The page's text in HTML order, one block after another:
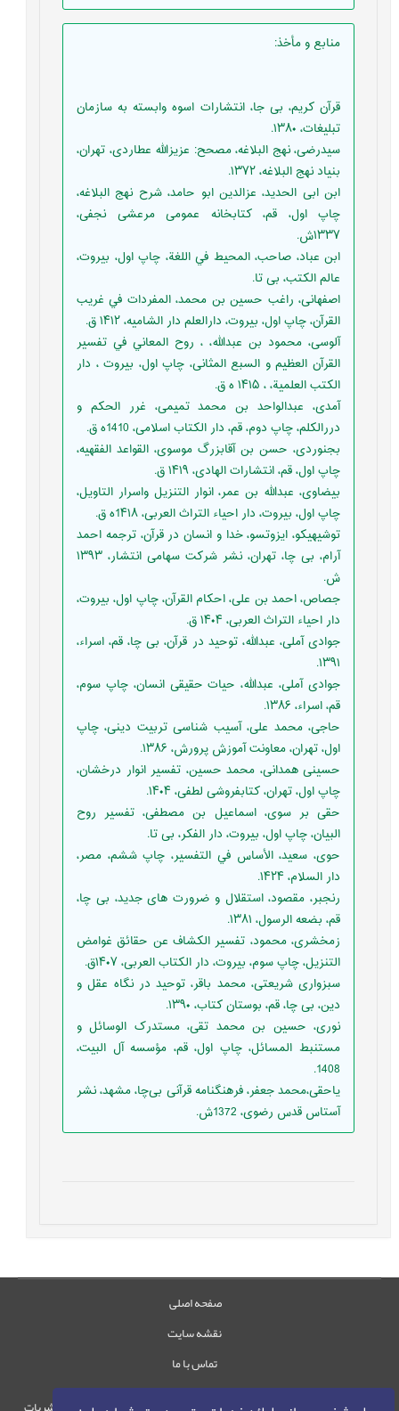
منابع و مأخذ:
قرآن کریم، بی جا، انتشارات اسوه وابسته به سازمان
تبلیغات، ۱۳۸۰.
سیدرضی، نهج البلاغه، مصحح: عزیزالله عطاردی، تهران،
بنیاد نهج البلاغه، ۱۳۷۲.
ابن ابی الحدید، عزالدين ابو حامد، شرح نهج البلاغه،
چاپ اول، قم، کتابخانه عمومی مرعشی نجفی،
۱۳۳۷ش.
ابن عباد، صاحب، المحيط في اللغة، چاپ اول، بیروت،
عالم الكتب، بی تا.
اصفهانی، راغب حسین بن محمد، المفردات في غريب
القرآن، چاپ اول، بیروت، دارالعلم دار الشامیه، ۱۴۱۲ ق.
آلوسی، محمود بن عبدالله، ، روح المعاني في تفسير
القرآن العظيم و السبع المثانی، چاپ اول، بیروت ، دار
الكتب العلمية، ، ۱۴۱۵ ه ق.
آمدی، عبدالواحد بن محمد تمیمی، غرر الحکم و
دررالکلم، چاپ دوم، قم، دار الكتاب اسلامی، 1410ه ق.
بجنوردی، حسن بن آقابزرگ موسوی، القواعد الفقهيه،
چاپ اول، قم، انتشارات الهادی، ۱۴۱۹ ق.
بیضاوی، عبدالله بن عمر، انوار التنزيل واسرار التاویل،
چاپ اول، بیروت، دار احیاء التراث العربی، 1۴۱۸ه ق.
توشيهيكو، ایزوتسو، خدا و انسان در قرآن، ترجمه احمد
آرام، بی چا، تهران، نشر شرکت سهامی انتشار، ۱۳۹۳
ش.
جصاص، احمد بن علی، احکام القرآن، چاپ اول، بیروت،
دار احیاء التراث العربی، ۱۴۰۴ ق.
جوادی آملی، عبدالله، توحید در قرآن، بی چا، قم، اسراء،
۱۳۹۱.
جوادی آملی، عبدالله، حیات حقیقی انسان، چاپ سوم،
قم، اسراء، ۱۳۸۶.
حاجی، محمد علی، آسیب شناسی تربیت دینی، چاپ
اول، تهران، معاونت آموزش پرورش، ۱۳۸۶.
حسینی همدانی، محمد حسین، تفسیر انوار درخشان،
چاپ اول، تهران، کتابفروشی لطفی، ۱۴۰۴.
حقی بر سوی، اسماعیل بن مصطفی، تفسیر روح
البیان، چاپ اول، بیروت، دار الفكر، بی تا.
حوی، سعید، الأساس في التفسير، چاپ ششم، مصر،
دار السلام، ۱۴۲۴.
رنجبر، مقصود، استقلال و ضرورت های جدید، بی چا،
قم، بضعه الرسول، ۱۳۸۱.
زمخشری، محمود، تفسير الكشاف عن حقائق غوامض
التنزيل، چاپ سوم، بیروت، دار الكتاب العربی، ۱۴۰۷ق.
سبزواری شریعتی، محمد باقر، توحید در نگاه عقل و
دین، بی چا، قم، بوستان کتاب، ۱۳۹۰.
نوری، حسین بن محمد تقی، مستدرک الوسائل و
مستنبط المسائل، چاپ اول، قم، مؤسسه آل البیت،
1408.
یاحقی،‌محمد جعفر، فرهنگنامه قرآنی بی‌چا، مشهد،‌ نشر
آستاس قدس رضوی، 1372ش.
صفحه اصلی
نقشه سایت
تماس با ما